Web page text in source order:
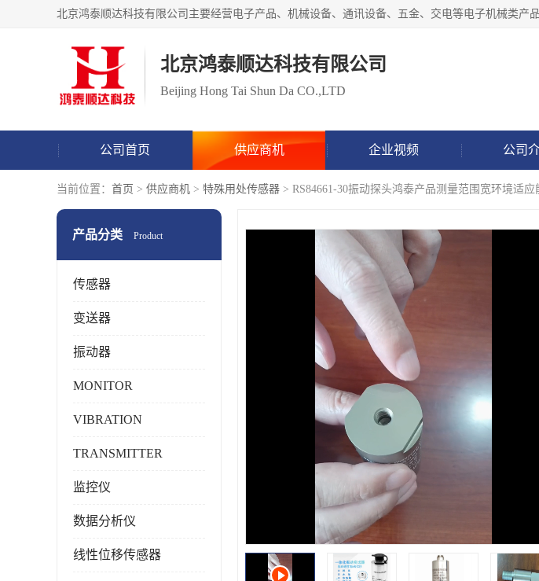
北京鸿泰顺达科技有限公司
Beijing Hong Tai Shun Da CO.,LTD
公司首页 供应商机 企业视频 公司
当前位置： 首页 > 供应商机 > 特殊用处传感器 > RS84661-30振动探头鸿泰产品测量范围宽环境适应
产品分类 Product
传感器
变送器
振动器
MONITOR
VIBRATION
TRANSMITTER
监控仪
数据分析仪
线性位移传感器